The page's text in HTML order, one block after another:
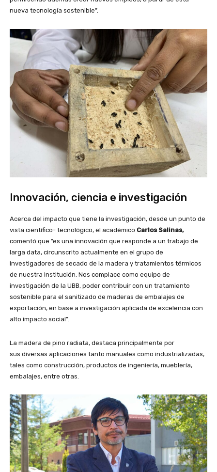
nueva tecnología sostenible”.
Innovación, ciencia e investigación
Acerca del impacto que tiene la investigación, desde un punto de
vista científico- tecnológico, el académico Carlos Salinas,
comentó que “es una innovación que responde a un trabajo de
larga data, circunscrito actualmente en el grupo de
investigadores de secado de la madera y tratamientos térmicos
de nuestra Institución. Nos complace como equipo de
investigación de la UBB, poder contribuir con un tratamiento
sostenible para el sanitizado de maderas de embalajes de
exportación, en base a investigación aplicada de excelencia con
alto impacto social”.
La madera de pino radiata, destaca principalmente por
sus diversas aplicaciones tanto manuales como industrializadas,
tales como construcción, productos de ingeniería, mueblería,
embalajes, entre otras.